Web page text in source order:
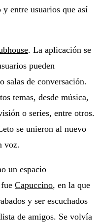
entre usuarios que así
. La aplicación se
pueden
salas de conversación.
temas, desde música,
o series, entre otros.
se unieron al nuevo
voz.
un espacio
Capuccino, en la que
y ser escuchados
de amigos. Se volvía